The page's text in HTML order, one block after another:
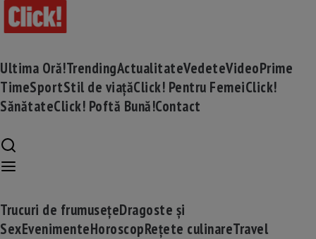
Ultima Oră!TrendingActualitateVedeteVideoPrime
TimeSportStil de viațăClick! Pentru FemeiClick!
SănătateClick! Poftă Bună!Contact
Trucuri de frumusețeDragoste și
SexEvenimenteHoroscopRețete culinareTravel